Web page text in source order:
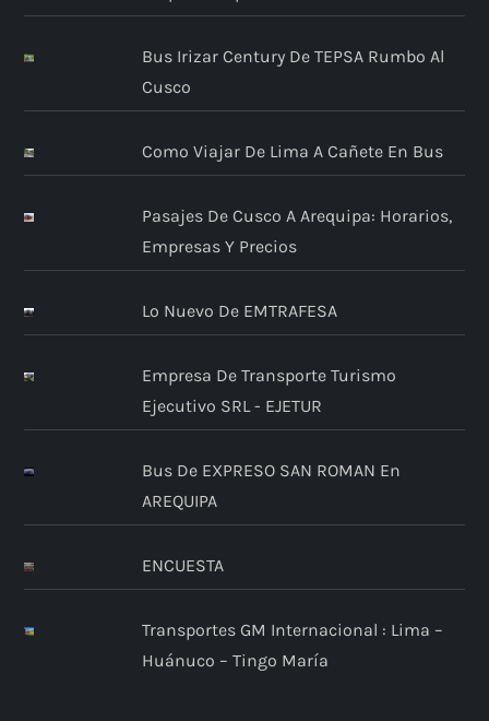
Bus Irizar Century De TEPSA Rumbo Al
Cusco
Como Viajar De Lima A Cañete En Bus
Pasajes De Cusco A Arequipa: Horarios,
Empresas Y Precios
Lo Nuevo De EMTRAFESA
Empresa De Transporte Turismo
Ejecutivo SRL - EJETUR
Bus De EXPRESO SAN ROMAN En
AREQUIPA
ENCUESTA
Transportes GM Internacional : Lima –
Huánuco – Tingo María